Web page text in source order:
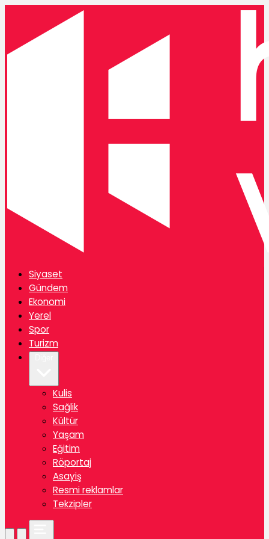
Siyaset
Gündem
Ekonomi
Yerel
Spor
Turizm
Kulis
Sağlik
Kültür
Yaşam
Eğitim
Röportaj
Asayiş
Resmi reklamlar
Tekzipler